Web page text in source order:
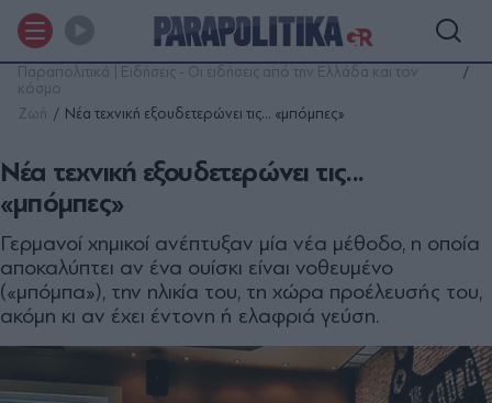
Παραπολιτικά | Ειδήσεις - Οι ειδήσεις από την Ελλάδα και τον
κόσμο
Ζωή
Νέα τεχνική εξουδετερώνει τις... «μπόμπες»
Νέα τεχνική εξουδετερώνει τις...
«μπόμπες»
Γερμανοί χημικοί ανέπτυξαν μία νέα μέθοδο, η οποία
αποκαλύπτει αν ένα ουίσκι είναι νοθευμένο
(«μπόμπα»), την ηλικία του, τη χώρα προέλευσής του,
ακόμη κι αν έχει έντονη ή ελαφριά γεύση.